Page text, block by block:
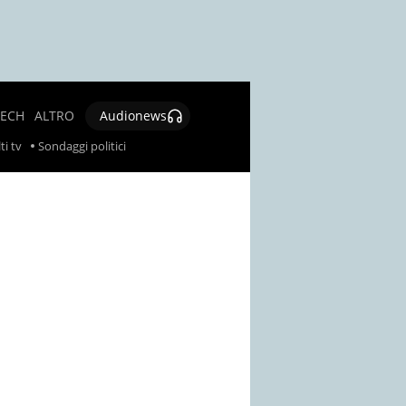
ALTRO
Audionews
tv Sondaggi politici